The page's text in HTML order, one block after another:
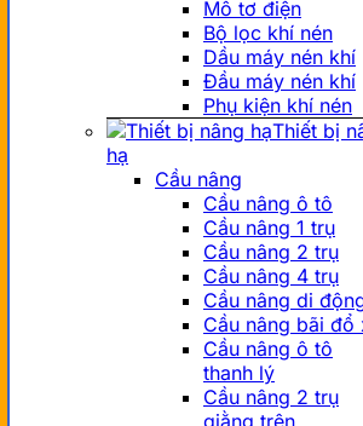
Mô tơ điện
Bộ lọc khí nén
Dầu máy nén khí
Đầu máy nén khí
Phụ kiện khí nén
Thiết bị
hạ
Cầu nâng
Cầu nâng ô tô
Cầu nâng 1 trụ
Cầu nâng 2 trụ
Cầu nâng 4 trụ
Cầu nâng di
Cầu nâng bãi đổ
Cầu nâng ô tô
thanh lý
Cầu nâng 2 trụ
giằng trên